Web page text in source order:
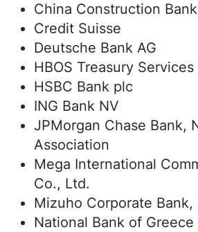
China Construction
Credit Suisse
Deutsche Bank AG
HBOS Treasury Services
HSBC Bank plc
ING Bank NV
JPMorgan Chase Bank,
Association
Mega International
Co., Ltd.
Mizuho Corporate Bank,
National Bank of Greece